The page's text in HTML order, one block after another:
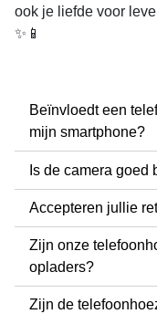
ook je liefde voor
✨📱
Beïnvloedt een
mijn smartphone?
Is de camera
Accepteren jullie
Zijn onze
opladers?
Zijn de